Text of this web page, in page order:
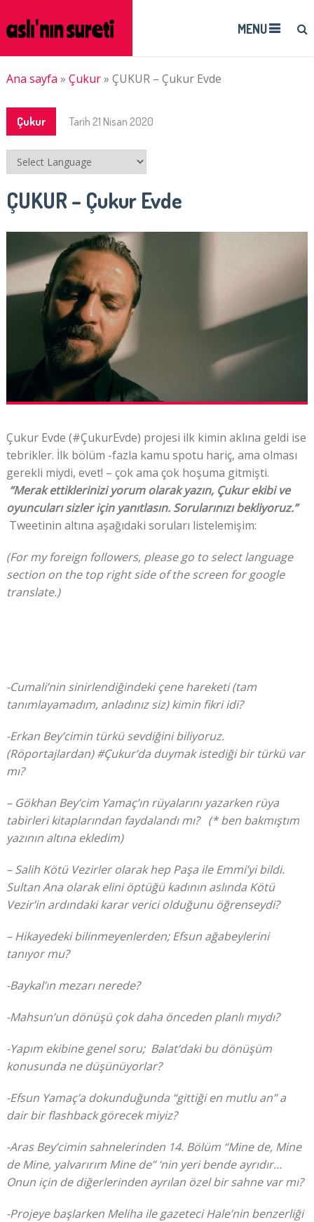
MENU
Ana sayfa » Çukur» ÇUKUR – Çukur Evde
Çukur Tarih 21 Nisan 2020
ÇUKUR – Çukur Evde
Çukur Evde (#ÇukurEvde) projesi ilk kimin aklına geldi ise
tebrikler. İlk bölüm -fazla kamu spotu hariç, ama olması
gerekli miydi, evet! – çok ama çok hoşuma gitmişti.
“Merak ettiklerinizi yorum olarak yazın, Çukur ekibi ve
oyuncuları sizler için yanıtlasın. Sorularınızı bekliyoruz.”
Tweetinin altına aşağıdaki soruları listelemişim:
(For my foreign followers, please go to select language
section on the top right side of the screen for google
translate.)
-Cumali’nin sinirlendiğindeki çene hareketi (tam
tanımlayamadım, anladınız siz) kimin fikri idi?
-Erkan Bey’cimin türkü sevdiğini biliyoruz.
(Röportajlardan) #Çukur’da duymak istediği bir türkü var
mı?
– Gökhan Bey’cim Yamaç’ın rüyalarını yazarken rüya
tabirleri kitaplarından faydalandı mı? (* ben bakmıştım
yazının altına ekledim)
– Salih Kötü Vezirler olarak hep Paşa ile Emmi’yi bildi.
Sultan Ana olarak elini öptüğü kadının aslında Kötü
Vezir’in ardındaki karar verici olduğunu öğrenseydi?
– Hikayedeki bilinmeyenlerden; Efsun ağabeylerini
tanıyor mu?
-Baykal’ın mezarı nerede?
-Mahsun’un dönüşü çok daha önceden planlı mıydı?
-Yapım ekibine genel soru; Balat’daki bu dönüşüm
konusunda ne düşünüyorlar?
-Efsun Yamaç’a dokunduğunda “gittiği en mutlu an” a
dair bir flashback görecek miyiz?
-Aras Bey’cimin sahnelerinden 14. Bölüm “Mine de, Mine
de Mine, yalvarırım Mine de” ‘nin yeri bende ayrıdır…
Onun için de diğerlerinden ayrılan özel bir sahne var mı?
-Projeye başlarken Meliha ile gazeteci Hale’nin benzerliği